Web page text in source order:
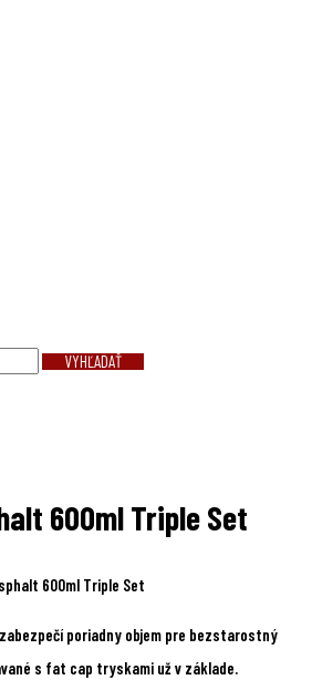
VYHĽADAŤ
600ml Triple Set
600ml Triple Set
poriadny objem pre bezstarostný
s fat cap tryskami už v základe.